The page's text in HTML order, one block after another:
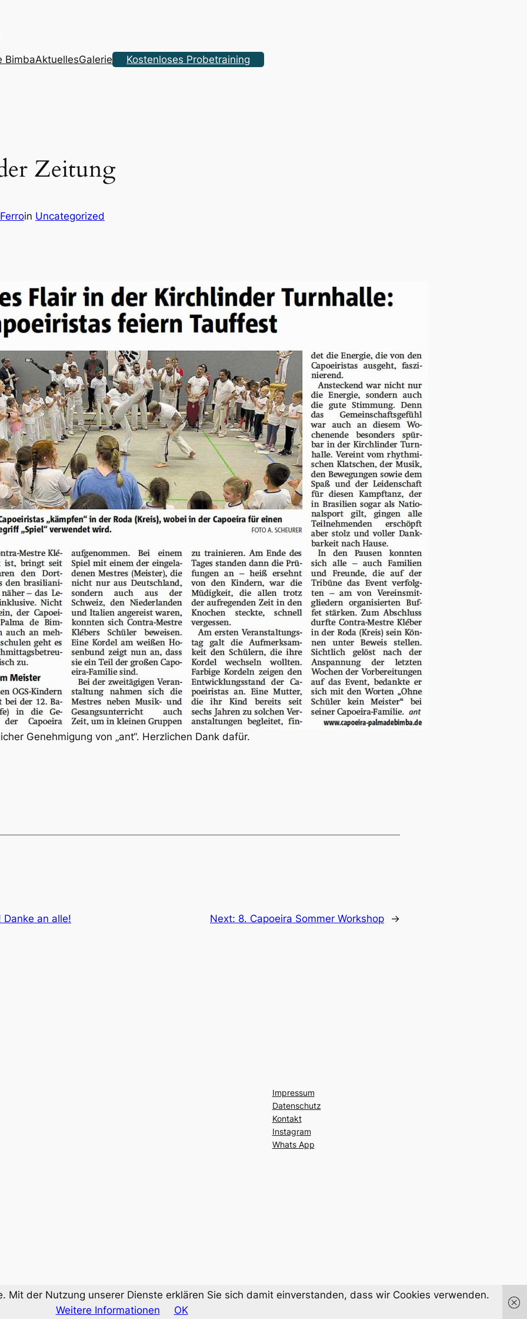
BimbaAktuellesGalerie Kostenloses Probetraining
Zeitung
in Uncategorized
Genehmigung von „ant“. Herzlichen Dank dafür.
Danke an alle! Next: 8. Capoeira Sommer Workshop →
Impressum
Datenschutz
Kontakt
Instagram
Whats App
Mit der Nutzung unserer Dienste erklären Sie sich damit einverstanden, dass wir Cookies verwenden.
Weitere Informationen
OK